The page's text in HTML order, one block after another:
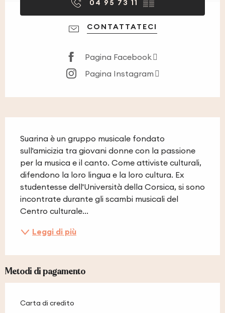
04 95 73 11 ▒▒
CONTATTATECI
Pagina Facebook
Pagina Instagram
Suarina è un gruppo musicale fondato
sull'amicizia tra giovani donne con la passione
per la musica e il canto. Come attiviste culturali,
difendono la loro lingua e la loro cultura. Ex
studentesse dell'Università della Corsica, si sono
incontrate durante gli scambi musicali del
Centro culturale...
Leggi di più
Metodi di pagamento
Carta di credito